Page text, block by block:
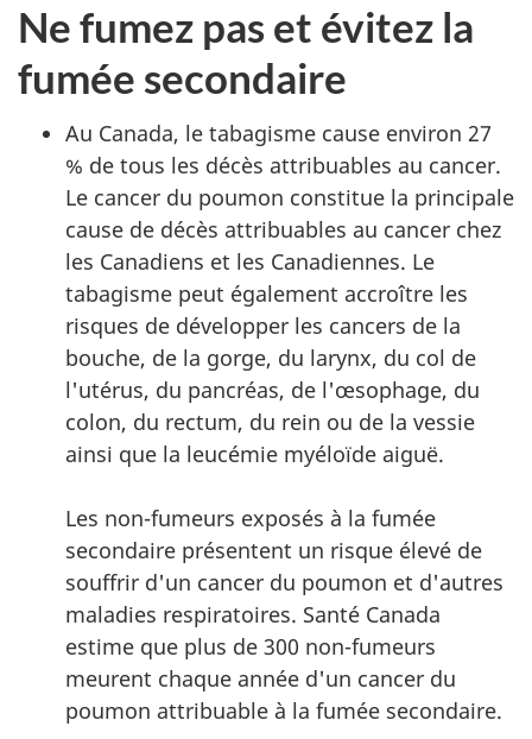
Ne fumez pas et évitez la
fumée secondaire
Au Canada, le tabagisme cause environ 27
% de tous les décès attribuables au cancer.
Le cancer du poumon constitue la principale
cause de décès attribuables au cancer chez
les Canadiens et les Canadiennes. Le
tabagisme peut également accroître les
risques de développer les cancers de la
bouche, de la gorge, du larynx, du col de
l'utérus, du pancréas, de l'œsophage, du
colon, du rectum, du rein ou de la vessie
ainsi que la leucémie myéloïde aiguë.
Les non-fumeurs exposés à la fumée
secondaire présentent un risque élevé de
souffrir d'un cancer du poumon et d'autres
maladies respiratoires. Santé Canada
estime que plus de 300 non-fumeurs
meurent chaque année d'un cancer du
poumon attribuable à la fumée secondaire.